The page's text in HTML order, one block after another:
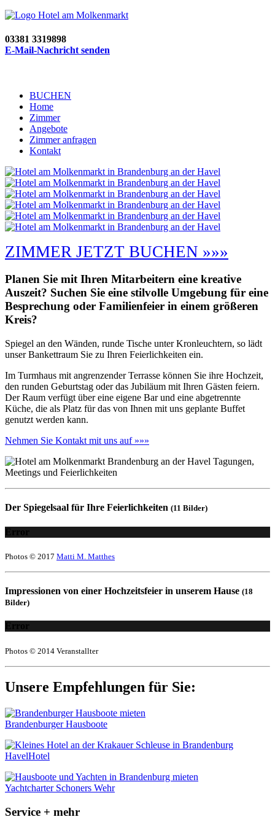
03381 3319898
E-Mail-Nachricht senden
BUCHEN
Home
Zimmer
Angebote
Zimmer anfragen
Kontakt
ZIMMER JETZT BUCHEN »»»
Planen Sie mit Ihren Mitarbeitern eine kreative
Auszeit? Suchen Sie eine stilvolle Umgebung für eine
Besprechung oder Familienfeier in einem größeren
Kreis?
Spiegel an den Wänden, runde Tische unter Kronleuchtern, so lädt
unser Bankettraum Sie zu Ihren Feierlichkeiten ein.
Im Turmhaus mit angrenzender Terrasse können Sie ihre Hochzeit,
den runden Geburtstag oder das Jubiläum mit Ihren Gästen feiern.
Der Raum verfügt über eine eigene Bar und eine abgetrennte
Küche, die als Platz für das von Ihnen mit uns geplante Buffet
genutzt werden kann.
Nehmen Sie Kontakt mit uns auf »»»
Der Spiegelsaal für Ihre Feierlichkeiten (11 Bilder)
Error
Photos © 2017 Matti M. Matthes
Impressionen von einer Hochzeitsfeier in unserem Hause (18
Bilder)
Error
Photos © 2014 Veranstallter
Unsere Empfehlungen für Sie:
Brandenburger Hausboote
HavelHotel
Yachtcharter Schoners Wehr
Service + mehr